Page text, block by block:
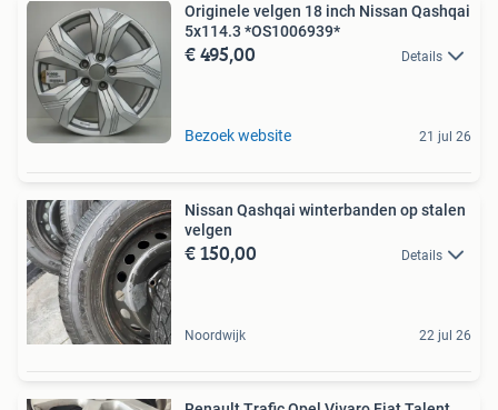
Originele velgen 18 inch Nissan Qashqai
5x114.3 *OS1006939*
€ 495,00 Details
Bezoek website 21 jul 26
Nissan Qashqai winterbanden op stalen
velgen
€ 150,00 Details
Noordwijk 22 jul 26